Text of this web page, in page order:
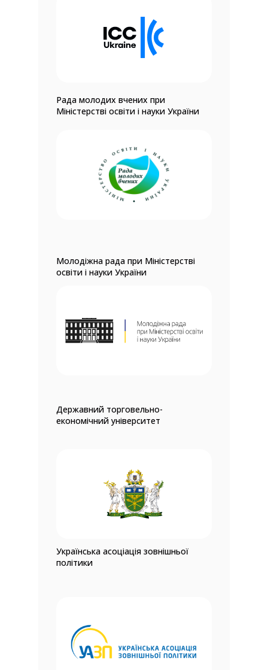
Рада молодих вчених при
Міністерстві освіти і науки України
Молодіжна рада при Міністерстві
освіти і науки України
Державний торговельно-
економічний університет
Українська асоціація зовнішньої
політики